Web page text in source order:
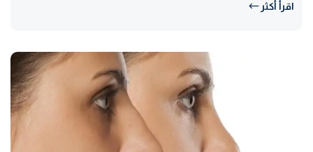
اقرأ أكثر